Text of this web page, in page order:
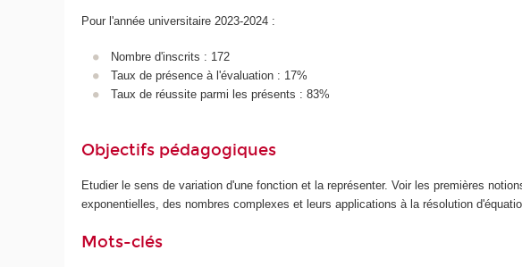
Pour l'année universitaire 2023-2024 :
Nombre d'inscrits : 172
Taux de présence à l'évaluation : 17%
Taux de réussite parmi les présents : 83%
Objectifs pédagogiques
Etudier le sens de variation d'une fonction et la représenter. Voir les premières
exponentielles, des nombres complexes et leurs applications à la résolution
Mots-clés